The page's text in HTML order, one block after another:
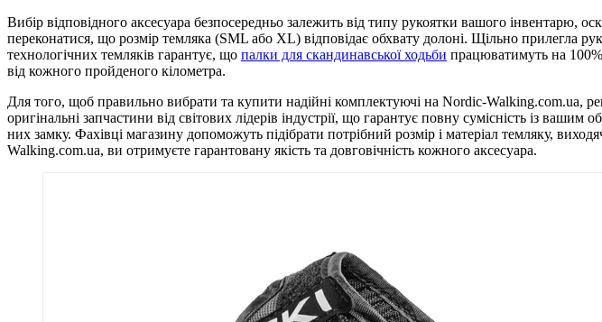
Вибір відповідного аксесуара безпосередньо залежить від типу рукоятки вашого інвентарю,
переконатися, що розмір темляка (SML або XL) відповідає обхвату долоні. Щільно прилегла
технологічних темляків гарантує, що палки для скандинавської ходьби працюватимуть на
від кожного пройденого кілометра.
Для того, щоб правильно вибрати та купити надійні комплектуючі на Nordic-Walking.com.ua,
оригінальні запчастини від світових лідерів індустрії, що гарантує повну сумісність із
них замку. Фахівці магазину допоможуть підібрати потрібний розмір і матеріал темляку,
Walking.com.ua, ви отримуєте гарантовану якість та довговічність кожного аксесуара.